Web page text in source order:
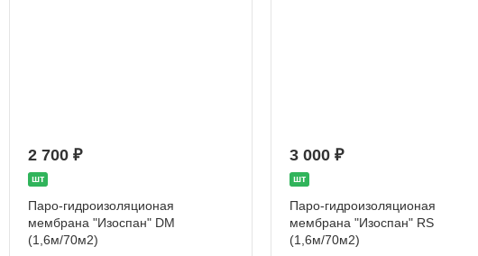
2 700 ₽
шт
Паро-гидроизоляционая
мембрана "Изоспан" DM
(1,6м/70м2)
3 000 ₽
шт
Паро-гидроизоляционая
мембрана "Изоспан" RS
(1,6м/70м2)